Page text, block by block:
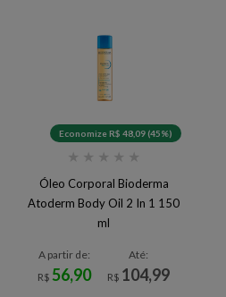
Economize R$ 48,09 (45%)
★ ★ ★ ★ ★
Óleo Corporal Bioderma
Atoderm Body Oil 2 In 1 150
ml
A partir de:
R$ 56,90
Até:
R$ 104,99